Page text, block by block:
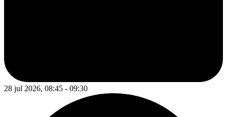
28 jul 2026, 08:45 - 09:30